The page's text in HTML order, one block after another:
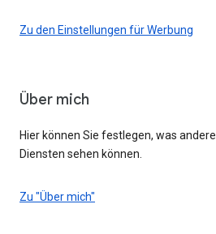
Zu den Einstellungen für Werbung
Über mich
Hier können Sie festlegen, was
Diensten sehen können.
Zu "Über mich"